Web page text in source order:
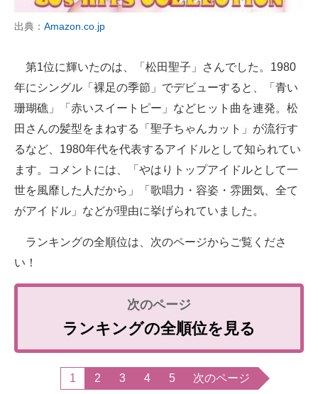
出典： Amazon.co.jp
第1位に輝いたのは、「松田聖子」さんでした。1980
年にシングル「裸足の季節」でデビューすると、「青い
珊瑚礁」「赤いスイートピー」などヒット曲を連発。松
田さんの髪型をまねする「聖子ちゃんカット」が流行す
るなど、1980年代を代表するアイドルとして知られてい
ます。コメントには、「やはりトップアイドルとして一
世を風靡した人だから」「歌唱力・容姿・雰囲気、全て
がアイドル」などが理由に挙げられていました。
ランキングの全順位は、次のページからご覧くださ
い！
ランキングの全順位を見る
1 2 3 4 5 次のページ